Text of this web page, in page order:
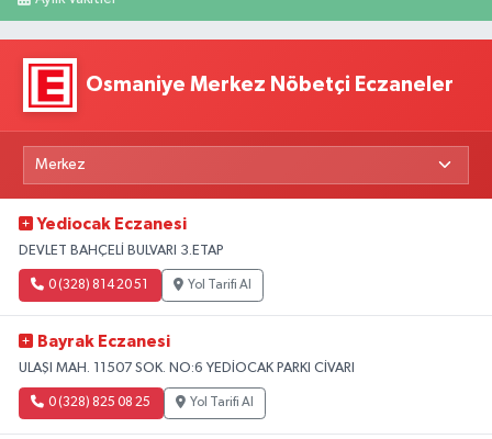
Osmaniye Merkez Nöbetçi Eczaneler
Yediocak Eczanesi
DEVLET BAHÇELİ BULVARI 3.ETAP
0 (328) 814 20 51 Yol Tarifi Al
Bayrak Eczanesi
ULAŞI MAH. 11507 SOK. NO:6 YEDİOCAK PARKI CİVARI
0 (328) 825 08 25 Yol Tarifi Al